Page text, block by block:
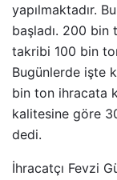
yapılmaktadır.
başladı. 200
takribi 100 bin
Bugünlerde işte
bin ton ihracata
kalitesine göre
dedi.
İhracatçı Fevzi